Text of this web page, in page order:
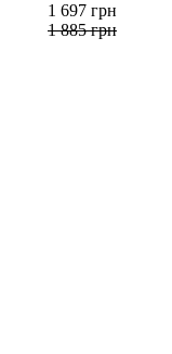
1 697 грн
1 885грн